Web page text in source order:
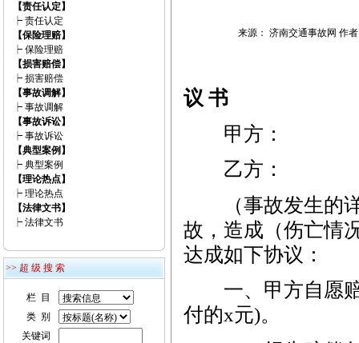
【责任认定】
┝ 责任认定
【保险理赔】
┝ 保险理赔
【损害赔偿】
┝ 损害赔偿
【事故调解】
┝ 事故调解
【事故诉讼】
┝ 事故诉讼
【典型案例】
┝ 典型案例
【理论热点】
┝ 理论热点
【法律文书】
┝ 法律文书
>> 超 级 搜 索
栏 目
类 别
关键词
来源： 济南交通事故网 作
议 书
甲方：
乙方：
（事故发生的详
故，造成（伤亡情
达成如下协议：
一、甲方自愿赔
付的x元)。